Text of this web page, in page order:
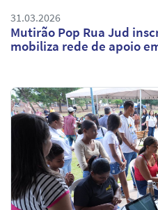
31.03.2026
Mutirão Pop Rua Jud
mobiliza rede de apoio